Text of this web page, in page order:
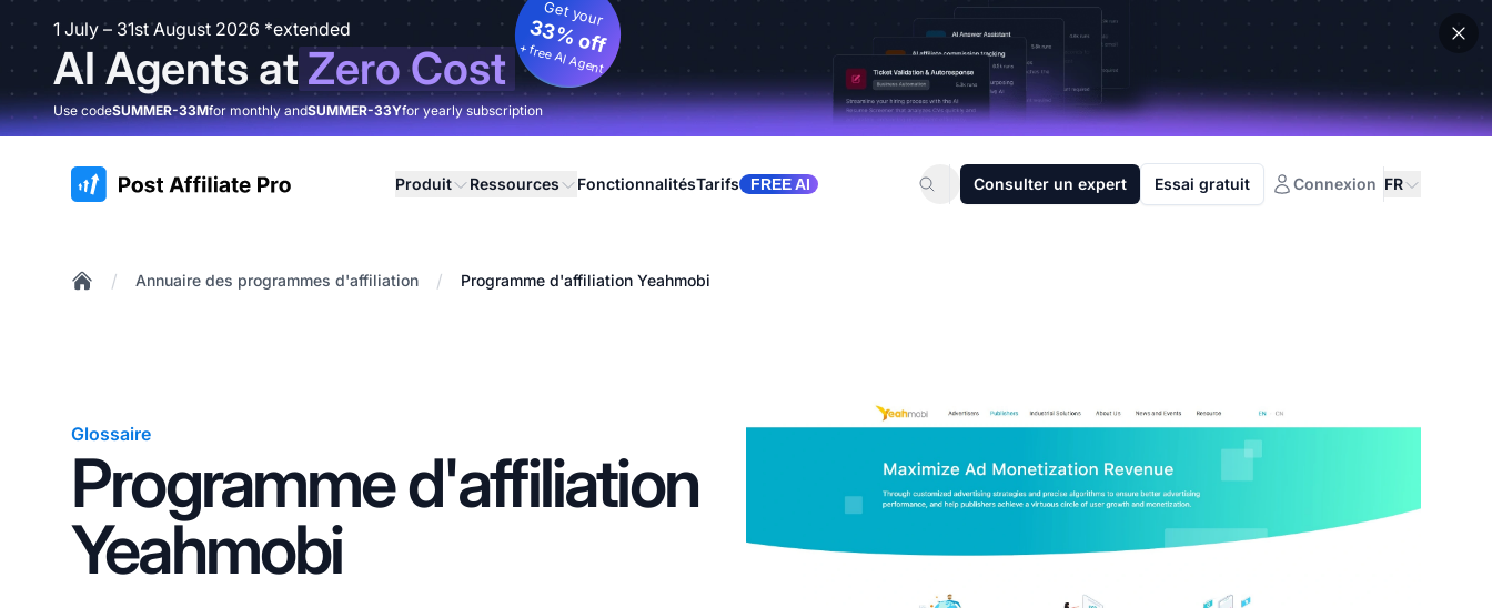
1 July – 31st August 2026 *extended
AI Agents atZero Cost
Get your
33% off
+ free AI Agent
Use codeSUMMER-33Mfor monthly andSUMMER-33Yfor yearly subscription
:site.title Produit Ressources FonctionnalitésTarifs FREE AI Consulter un expert Essai gratuit Connexion FR
/ Annuaire des programmes d'affiliation / Programme d'affiliation Yeahmobi
Glossaire
Programme d'affiliation
Yeahmobi